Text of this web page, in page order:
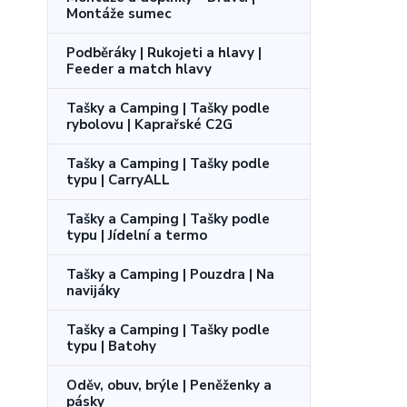
Montáže sumec
Podběráky | Rukojeti a hlavy |
Feeder a match hlavy
Tašky a Camping | Tašky podle
rybolovu | Kaprařské C2G
Tašky a Camping | Tašky podle
typu | CarryALL
Tašky a Camping | Tašky podle
typu | Jídelní a termo
Tašky a Camping | Pouzdra | Na
navijáky
Tašky a Camping | Tašky podle
typu | Batohy
Oděv, obuv, brýle | Peněženky a
pásky